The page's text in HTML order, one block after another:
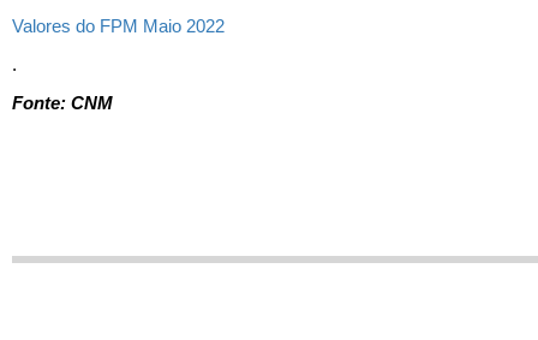
Valores do FPM Maio 2022
.
Fonte: CNM